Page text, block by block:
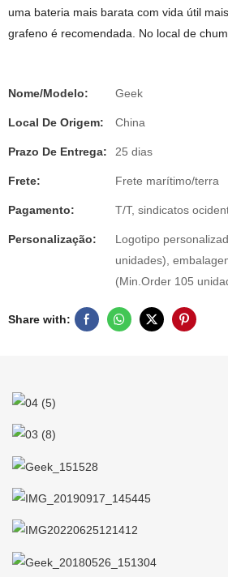
uma bateria mais barata com vida útil
grafeno é recomendada. No local de
Nome/Modelo: Geek
Local De Origem: China
Prazo De Entrega: 25 dias
Frete: Frete marítimo/terra
Pagamento: T/T, sindicatos
Personalização:
Logotipo
unidades),
(Min.Order 105
Share with: